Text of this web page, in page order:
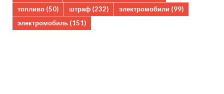
топливо (50) штраф (232) электромобили (99)
электромобиль (151)